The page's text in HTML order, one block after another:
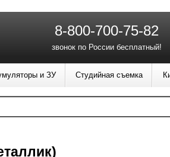
8-800-700-75-82
звонок по России бесплатный!
и ЗУ Студийная съемка